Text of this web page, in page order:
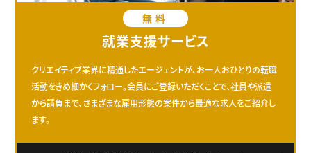
無料
就業支援サービス
クリエイティブ業界に精通したエージェントが、お一人おひとりの転職
活動をきめ細かくフォロー。会員にご登録いただくことで、社員や派遣
から請負まで、さまざまな雇用形態の案件から最適な求人をご紹介し
ます。